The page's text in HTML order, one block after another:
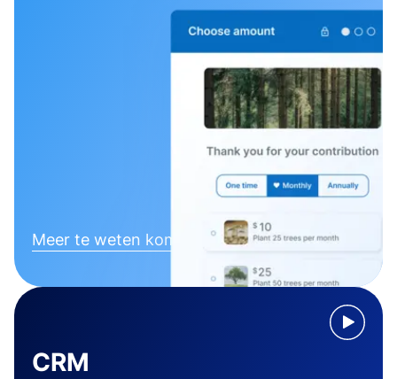
Meer te weten komen
CRM